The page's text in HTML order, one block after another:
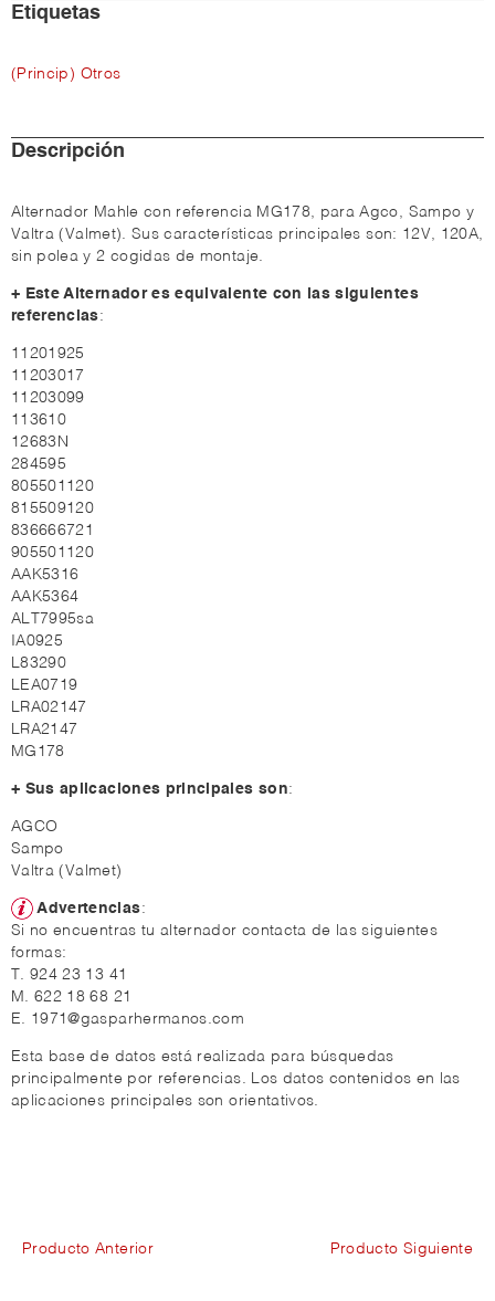
Etiquetas
(Princip) Otros
Descripción
Alternador Mahle con referencia MG178, para Agco, Sampo y
Valtra (Valmet). Sus características principales son: 12V, 120A,
sin polea y 2 cogidas de montaje.
+ Este Alternador es equivalente con las siguientes
referencias:
11201925
11203017
11203099
113610
12683N
284595
805501120
815509120
836666721
905501120
AAK5316
AAK5364
ALT7995sa
IA0925
L83290
LEA0719
LRA02147
LRA2147
MG178
+ Sus aplicaciones principales son:
AGCO
Sampo
Valtra (Valmet)
Advertencias:
Si no encuentras tu alternador contacta de las siguientes
formas:
T. 924 23 13 41
M. 622 18 68 21
E. 1971@gasparhermanos.com
Esta base de datos está realizada para búsquedas
principalmente por referencias. Los datos contenidos en las
aplicaciones principales son orientativos.
Producto Anterior Producto Siguiente